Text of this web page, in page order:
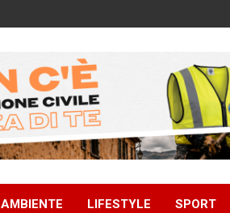
AMBIENTE LIFESTYLE SPORT